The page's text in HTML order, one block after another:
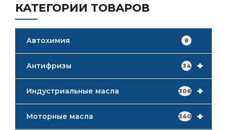
КАТЕГОРИИ ТОВАРОВ
Автохимия 8
+
Антифризы 34
+
Индустриальные масла 306
+
Моторные масла 340